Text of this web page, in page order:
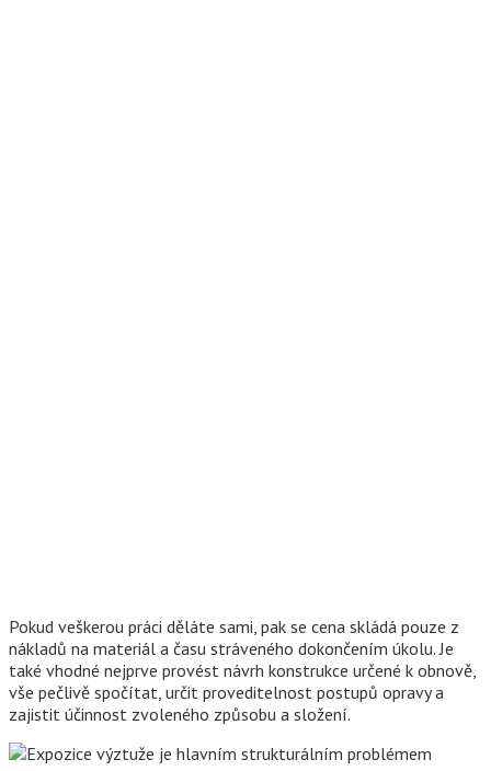
Pokud veškerou práci děláte sami, pak se cena skládá pouze z
nákladů na materiál a času stráveného dokončením úkolu. Je
také vhodné nejprve provést návrh konstrukce určené k obnově,
vše pečlivě spočítat, určit proveditelnost postupů opravy a
zajistit účinnost zvoleného způsobu a složení.